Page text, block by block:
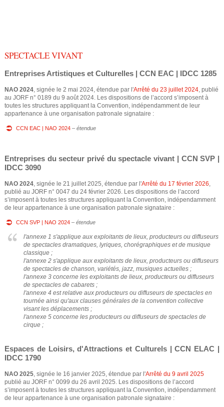
r
e
c
c
e
t
e
s
i
c
SPECTACLE VIVANT
Entreprises Artistiques et Culturelles | CCN EAC | IDCC 1285
NAO 2024, signée le 2 mai 2024, étendue par l'Arrêté du 23 juillet 2024, publié
au JORF n° 0189 du 9 août 2024. Les dispositions de l’accord s’imposent à
toutes les structures appliquant la Convention, indépendamment de leur
appartenance à une organisation patronale signataire :
CCN EAC | NAO 2024– étendue
Entreprises du secteur privé du spectacle vivant | CCN SVP |
IDCC 3090
NAO 2024, signée le 21 juillet 2025, étendue par l'Arrêté du 17 février 2026,
publié au JORF n° 0047 du 24 février 2026. Les dispositions de l’accord
s’imposent à toutes les structures appliquant la Convention, indépendamment
de leur appartenance à une organisation patronale signataire :
CCN SVP | NAO 2024– étendue
l'annexe 1 s'applique aux exploitants de lieux, producteurs ou diffuseurs
de spectacles dramatiques, lyriques, chorégraphiques et de musique
classique ;
l'annexe 2 s'applique aux exploitants de lieux, producteurs ou diffuseurs
de spectacles de chanson, variétés, jazz, musiques actuelles ;
l'annexe 3 concerne les exploitants de lieux, producteurs ou diffuseurs
de spectacles de cabarets ;
l'annexe 4 est relative aux producteurs ou diffuseurs de spectacles en
tournée ainsi qu'aux clauses générales de la convention collective
visant les déplacements ;
l'annexe 5 concerne les producteurs ou diffuseurs de spectacles de
cirque ;
Espaces de Loisirs, d'Attractions et Culturels | CCN ELAC |
IDCC 1790
NAO 2025, signée le 16 janvier 2025, étendue par l'Arrêté du 9 avril 2025
publié au JORF n° 0099 du 26 avril 2025. Les dispositions de l’accord
s’imposent à toutes les structures appliquant la Convention, indépendamment
de leur appartenance à une organisation patronale signataire :